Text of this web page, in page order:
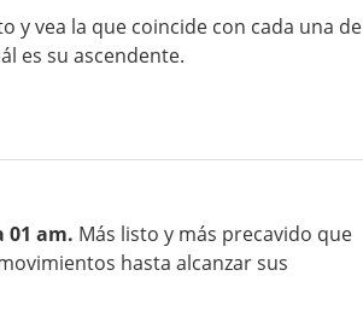
y vea la que coincide con cada una de
es su ascendente.
01 am. Más listo y más precavido que
hasta alcanzar sus